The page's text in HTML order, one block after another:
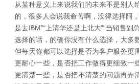
从某种意义上来说我们的未来不是别人
的，很多人会说我命苦啊，没得选择阿
是去IBM”“上清华还是上北大”“当销售副
选择的话，的确你没有什么选择，大多
但每天你都可以选择是否为客户服务更
更耐心一些，是否把工作做得更细致一
更清楚一些，是否把不清楚的问题再